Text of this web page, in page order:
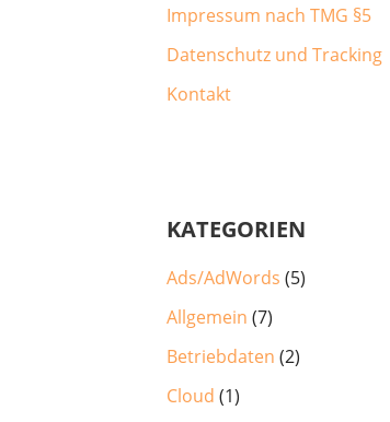
Impressum nach TMG §5
Datenschutz und Tracking
Kontakt
KATEGORIEN
Ads/AdWords (5)
Allgemein (7)
Betriebdaten (2)
Cloud (1)